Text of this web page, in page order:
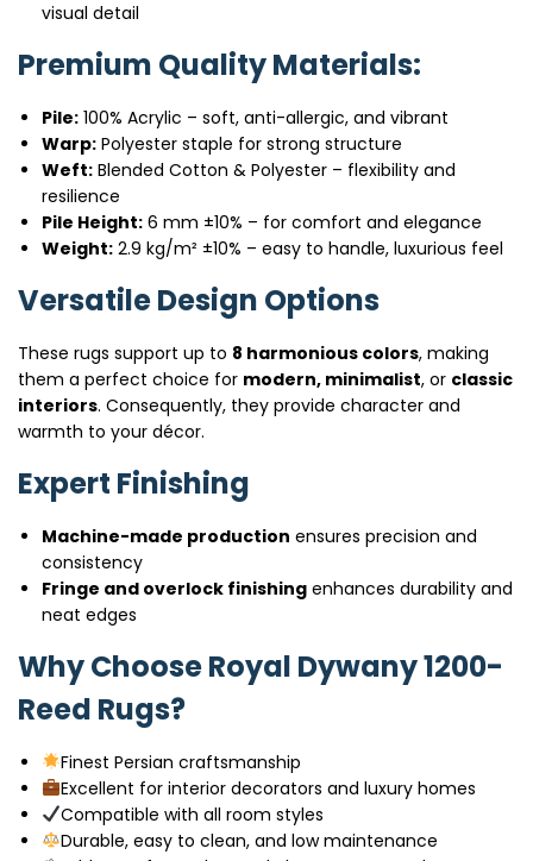
visual detail
Premium Quality Materials:
Pile: 100% Acrylic – soft, anti-allergic, and vibrant
Warp: Polyester staple for strong structure
Weft: Blended Cotton & Polyester – flexibility and
resilience
Pile Height: 6 mm ±10% – for comfort and elegance
Weight: 2.9 kg/m² ±10% – easy to handle, luxurious feel
Versatile Design Options
These rugs support up to 8 harmonious colors, making
them a perfect choice for modern, minimalist, or classic
interiors. Consequently, they provide character and
warmth to your décor.
Expert Finishing
Machine-made production ensures precision and
consistency
Fringe and overlock finishing enhances durability and
neat edges
Why Choose Royal Dywany 1200-
Reed Rugs?
Finest Persian craftsmanship
Excellent for interior decorators and luxury homes
Compatible with all room styles
Durable, easy to clean, and low maintenance